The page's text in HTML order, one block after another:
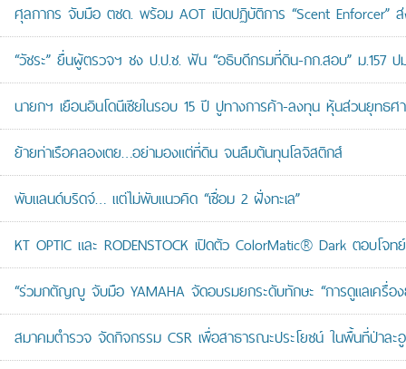
ศุลกากร จับมือ ตชด. พร้อม AOT เปิดปฏิบัติการ “Scent Enforcer”
“วัชระ” ยื่นผู้ตรวจฯ ชง ป.ป.ช. ฟัน “อธิบดีกรมที่ดิน-กก.สอบ” ม.157 ป
นายกฯ เยือนอินโดนีเซียในรอบ 15 ปี ปูทางการค้า-ลงทุน หุ้นส่วนยุทธศ
ย้ายท่าเรือคลองเตย…อย่ามองแต่ที่ดิน จนลืมต้นทุนโลจิสติกส์
พับแลนด์บริดจ์… แต่ไม่พับแนวคิด “เชื่อม 2 ฝั่งทะเล”
KT OPTIC และ RODENSTOCK เปิดตัว ColorMatic® Dark ตอบโจ
“ร่วมกตัญญู จับมือ YAMAHA จัดอบรมยกระดับทักษะ “การดูแลเครื่อ
สมาคมตำรวจ จัดกิจกรรม CSR เพื่อสาธารณะประโยชน์ ในพื้นที่ป่าละอู